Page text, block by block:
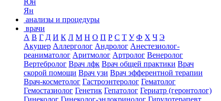
Юн
Ян
анализы и процедуры
врачи
А В Г Д И К Л М Н О П Р С Т У Ф Х Ч Э
Акушер Аллерголог Андролог Анестезиолог-
реаниматолог Аритмолог Артролог Венеролог
Вертебролог Врач лфк Врач общей практики Врач
скорой помощи Врач узи Врач эфферентной терапии
Врач-косметолог Гастроэнтеролог Гематолог
Гемостазиолог Генетик Гепатолог Гериатр (геронтолог)
Гинеколог Гинеколог-эндокринолог Гирудотерапевт